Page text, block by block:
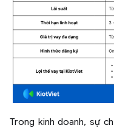
Trong kinh doanh, sự